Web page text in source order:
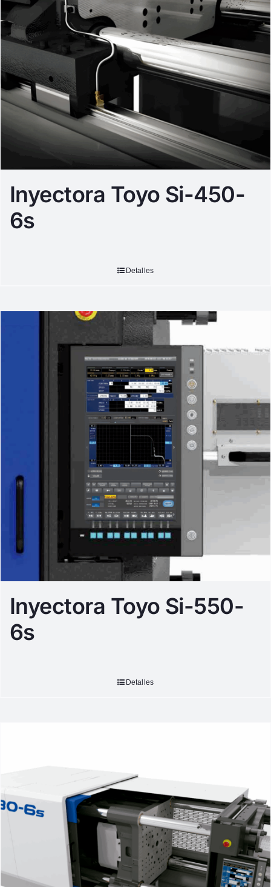
Inyectora Toyo Si-450-
6s
Detalles
Inyectora Toyo Si-550-
6s
Detalles